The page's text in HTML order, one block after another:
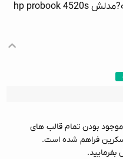
تعمیر هست؟و اینک لپتاپ قدیمیه?مدلش hp probook 4520s
موجود بودن تمام قالب های
فراهم شده است.